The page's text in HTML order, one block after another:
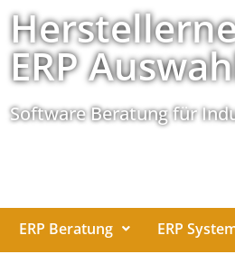
ERP
Software Beratung für
ERP Beratung ERP